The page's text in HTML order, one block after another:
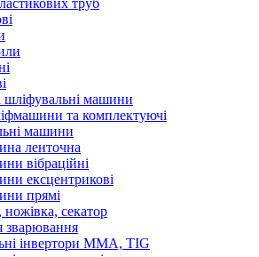
труб
шліфувальні машини
та комплектуючі
машини
ленточна
вібраційні
ексцентрикові
прямі
секатор
зварювання
інвертори ММА, TIG